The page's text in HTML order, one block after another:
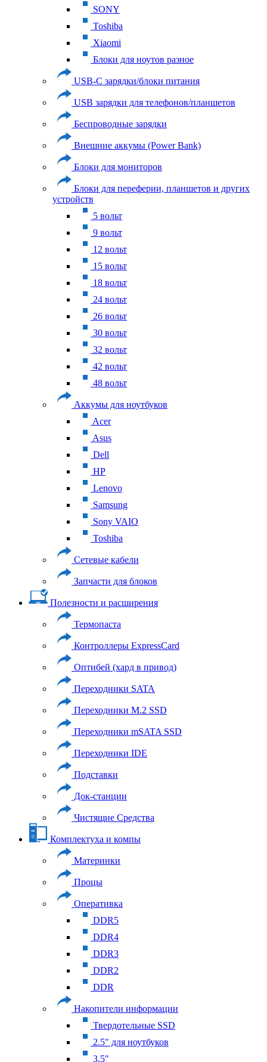
SONY
Toshiba
Xiaomi
Блоки для ноутов разное
USB-C зарядки/блоки питания
USB зарядки для телефонов/планшетов
Беспроводные зарядки
Внешние аккумы (Power Bank)
Блоки для мониторов
Блоки для переферии, планшетов и других
устройств
5 вольт
9 вольт
12 вольт
15 вольт
18 вольт
24 вольт
26 вольт
30 вольт
32 вольт
42 вольт
48 вольт
Аккумы для ноутбуков
Acer
Asus
Dell
HP
Lenovo
Samsung
Sony VAIO
Toshiba
Сетевые кабели
Запчасти для блоков
Полезности и расширения
Термопаста
Контроллеры ExpressCard
Оптибей (хард в привод)
Переходники SATA
Переходники M.2 SSD
Переходники mSATA SSD
Переходники IDE
Подставки
Док-станции
Чистящие Средства
Комплектуха и компы
Материнки
Процы
Оперативка
DDR5
DDR4
DDR3
DDR2
DDR
Накопители информации
Твердотельные SSD
2.5" для ноутбуков
3.5"